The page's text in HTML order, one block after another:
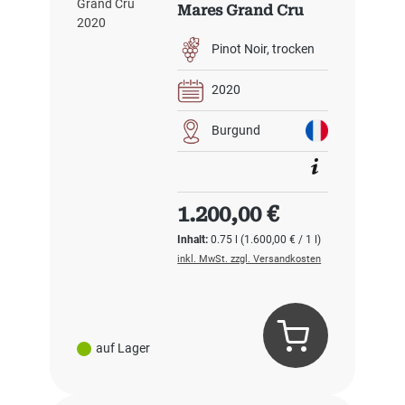
auf Lager
Mares Grand Cru
Pinot Noir trocken
2020
Burgund
Inhalt:0.75 l(1.600,00 € / 1 l)
Regulärer Preis:
1.200,00 €
inkl. MwSt. zzgl. Versandkosten